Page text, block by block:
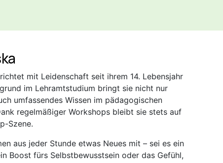
mit Leidenschaft seit ihrem 14. Lebensjahr
im Lehramtstudium bringt sie nicht nur
umfassendes Wissen im pädagogischen
regelmäßiger Workshops bleibt sie stets auf
Szene.
aus jeder Stunde etwas Neues mit – sei es ein
Boost fürs Selbstbewusstsein oder das Gefühl,